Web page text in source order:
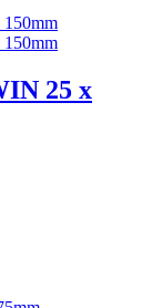
25 x